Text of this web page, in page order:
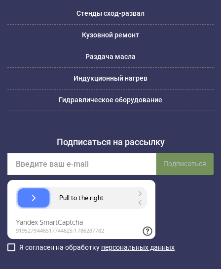
Стенды сход-развал
Кузовной ремонт
Раздача масла
Индукционный нагрев
Гидравлическое оборудование
Подписаться на рассылку
Подписаться
Я согласен на обработку персональных данных